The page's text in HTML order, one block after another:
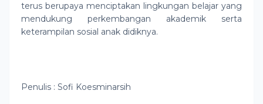
terus berupaya menciptakan lingkungan belajar yang
mendukung perkembangan akademik serta
keterampilan sosial anak didiknya.
Penulis : Sofi Koesminarsih